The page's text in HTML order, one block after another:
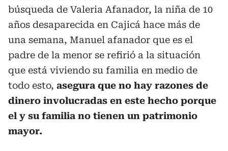
búsqueda de Valeria Afanador, la niña de 10
años desaparecida en Cajicá hace más de
una semana, Manuel afanador que es el
padre de la menor se refirió a la situación
que está viviendo su familia en medio de
todo esto, asegura que no hay razones de
dinero involucradas en este hecho porque
el y su familia no tienen un patrimonio
mayor.